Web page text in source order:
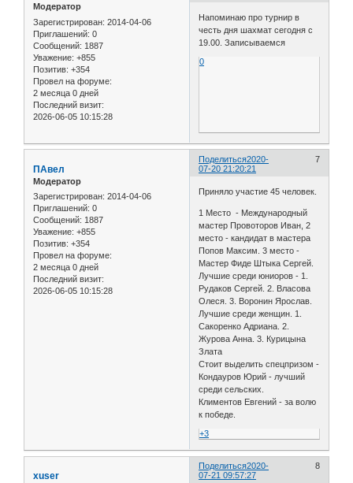
Модератор
Зарегистрирован: 2014-04-06
Приглашений: 0
Сообщений: 1887
Уважение: +855
Позитив: +354
Провел на форуме:
2 месяца 0 дней
Последний визит:
2026-06-05 10:15:28
Напоминаю про турнир в
честь дня шахмат сегодня с
19.00. Записываемся
0
Поделиться 7
2020-
07-20 21:20:21
ПАвел
Модератор
Зарегистрирован: 2014-04-06
Приглашений: 0
Сообщений: 1887
Уважение: +855
Позитив: +354
Провел на форуме:
2 месяца 0 дней
Последний визит:
2026-06-05 10:15:28
Приняло участие 45 человек.
1 Место - Международный
мастер Провоторов Иван, 2
место - кандидат в мастера
Попов Максим. 3 место -
Мастер Фиде Штыка Сергей.
Лучшие среди юниоров - 1.
Рудаков Сергей. 2. Власова
Олеся. 3. Воронин Ярослав.
Лучшие среди женщин. 1.
Сакоренко Адриана. 2.
Журова Анна. 3. Курицына
Злата
Стоит выделить спецпризом -
Кондауров Юрий - лучший
среди сельских.
Климентов Евгений - за волю
к победе.
+3
Поделиться 8
2020-
07-21 09:57:27
xuser